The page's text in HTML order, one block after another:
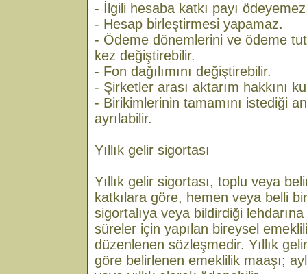
- İlgili hesaba katkı payı
- Hesap birleştirmesi yapamaz.
- Ödeme dönemlerini ve ödeme
kez değiştirebilir.
- Fon dağılımını değiştirebilir.
- Şirketler arası aktarım hakkını
- Birikimlerinin tamamını istediği
ayrılabilir.
Yıllık gelir sigortası
Yıllık gelir sigortası, toplu veya
katkılara göre, hemen veya belli
sigortalıya veya bildirdiği
süreler için yapılan bireysel
düzenlenen sözleşmedir. Yıllık
göre belirlenen emeklilik maaşı;